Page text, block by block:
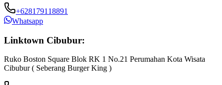
+628179118891
Whatsapp
Linktown Cibubur:
Ruko Boston Square Blok RK 1 No.21 Perumahan Kota Wisata
Cibubur ( Seberang Burger King )